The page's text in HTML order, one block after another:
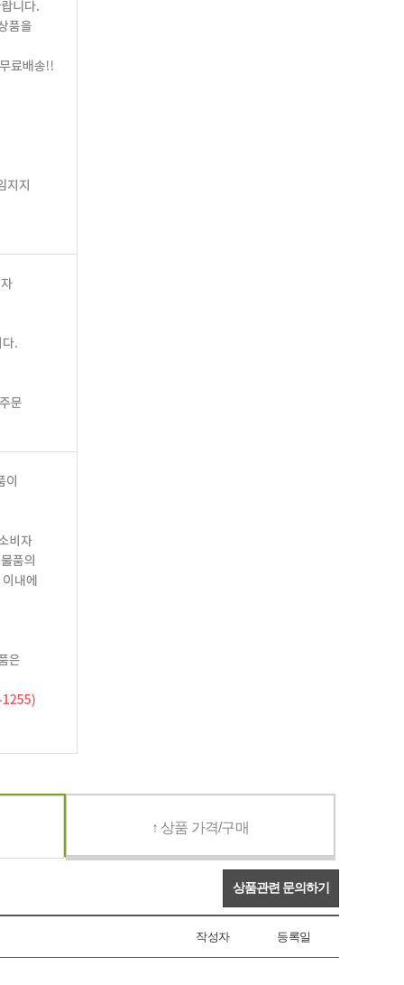
↑ 상품 가격/구매
상품관련 문의하기
작성자 등록일